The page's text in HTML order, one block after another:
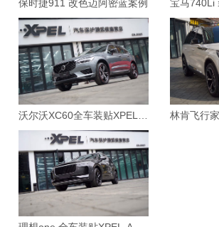
保时捷911 改色迈阿密蓝案例